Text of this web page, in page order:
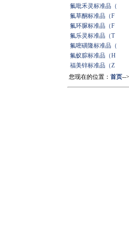
氟吡禾灵标准品（
氟草酮标准品（F
氟环脲标准品（F
氟乐灵标准品（T
氟嘧磺隆标准品（
氟蚁腙标准品（H
福美锌标准品（Z
您现在的位置： 首页-->